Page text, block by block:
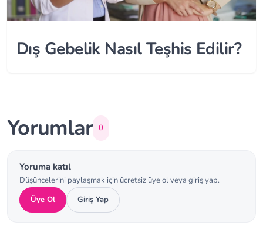
Dış Gebelik Nasıl Teşhis Edilir?
Yorumlar 0
Yoruma katıl
Düşüncelerini paylaşmak için ücretsiz üye ol veya giriş yap.
Üye Ol
Giriş Yap